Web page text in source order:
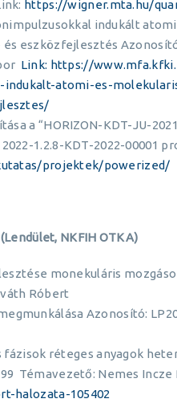
https://wigner.mta.hu/
indukált
eszközfejlesztés
Link: https://
atomi-es-
a “HORIZON-KDT-JU-
1.2.8-KDT-2022-00001
projektek/powerized/
NKFIH OTKA)
monekuláris
Róbert
Azonosító:
réteges anyagok
Témavezető: Nemes
halozata-105402